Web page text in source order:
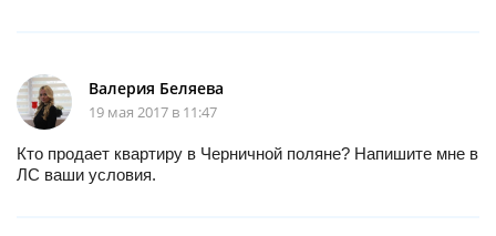
Валерия Беляева
19 мая 2017 в 11:47
Кто продает квартиру в Черничной поляне? Напишите мне в
ЛС ваши условия.